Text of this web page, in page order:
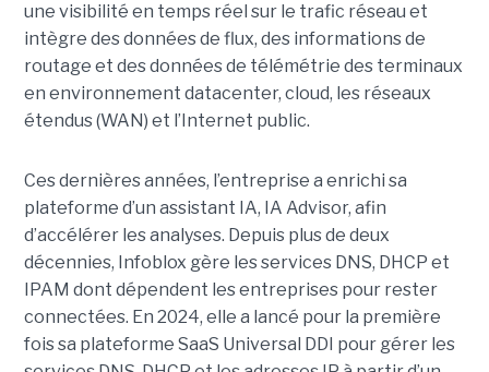
une visibilité en temps réel sur le trafic réseau et
intègre des données de flux, des informations de
routage et des données de télémétrie des terminaux
en environnement datacenter, cloud, les réseaux
étendus (WAN) et l’Internet public.
Ces dernières années, l’entreprise a enrichi sa
plateforme d’un assistant IA, IA Advisor, afin
d’accélérer les analyses. Depuis plus de deux
décennies, Infoblox gère les services DNS, DHCP et
IPAM dont dépendent les entreprises pour rester
connectées. En 2024, elle a lancé pour la première
fois sa plateforme SaaS Universal DDI pour gérer les